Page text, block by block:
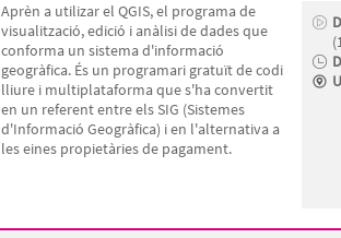
Aprèn a utilizar el QGIS, el programa de
visualització, edició i anàlisi de dades que
conforma un sistema d'informació
geogràfica. És un programari gratuït de codi
lliure i multiplataforma que s'ha convertit
en un referent entre els SIG (Sistemes
d'Informació Geogràfica) i en l'alternativa a
les eines propietàries de pagament.